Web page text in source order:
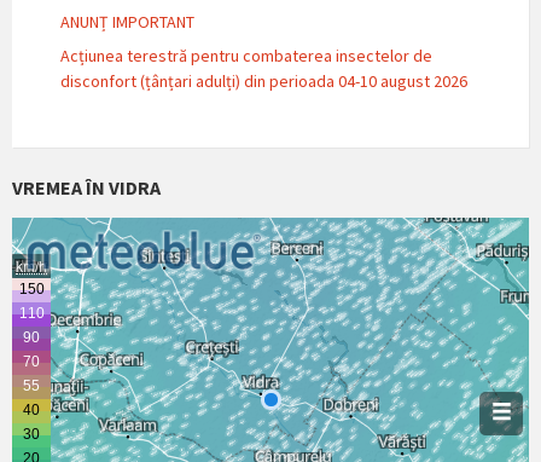
ANUNȚ IMPORTANT
Acțiunea terestră pentru combaterea insectelor de
disconfort (țânțari adulți) din perioada 04-10 august 2026
VREMEA ÎN VIDRA